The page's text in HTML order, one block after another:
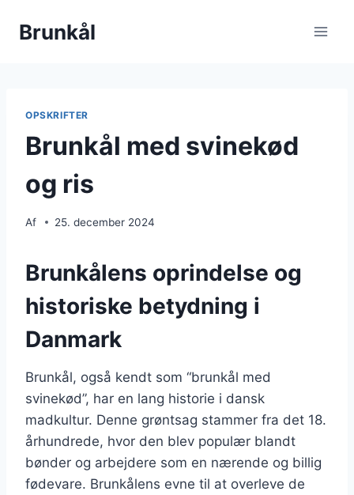
Brunkål
OPSKRIFTER
Brunkål med svinekød
og ris
Af 25. december 2024
Brunkålens oprindelse og
historiske betydning i
Danmark
Brunkål, også kendt som “brunkål med
svinekød”, har en lang historie i dansk
madkultur. Denne grøntsag stammer fra det 18.
århundrede, hvor den blev populær blandt
bønder og arbejdere som en nærende og billig
fødevare. Brunkålens evne til at overleve de